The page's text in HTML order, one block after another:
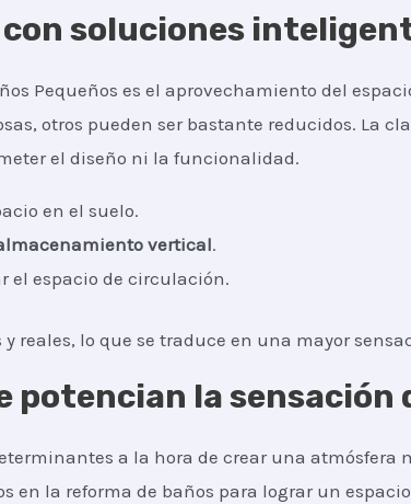
soluciones
Pequeños es el aprovechamiento del
otros pueden ser bastante reducidos. La
el diseño ni la funcionalidad.
en el suelo.
vertical.
el espacio de circulación.
reales, lo que se traduce en una mayor
potencian la sensación
a la hora de crear una atmósfera
en la reforma de baños para lograr un